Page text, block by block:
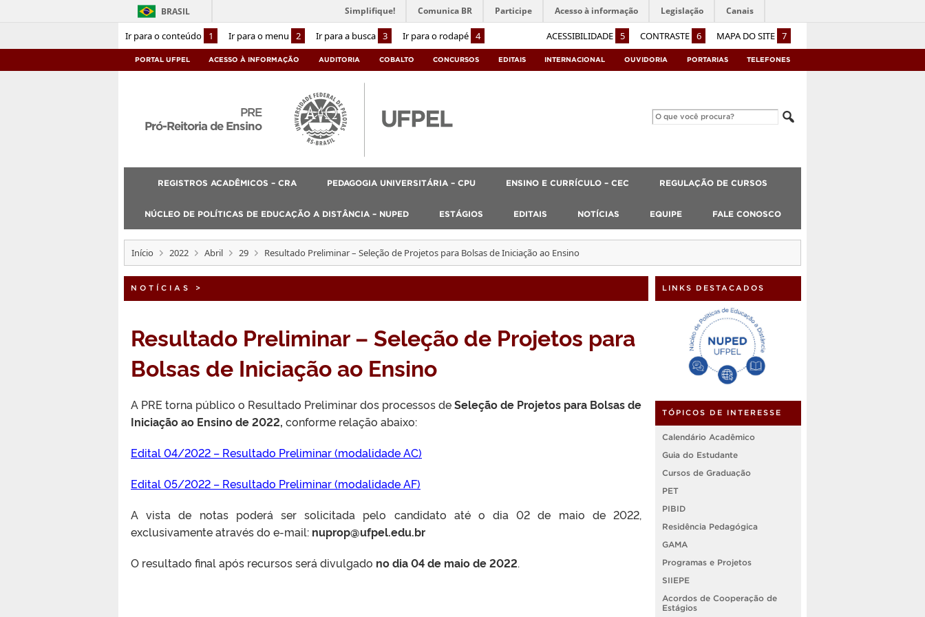
Ir para o conteúdo 1 Ir para o menu 2 Ir para a busca 3 Ir para o rodapé 4 ACESSIBILIDADE 5 CONTRASTE 6 MAPA DO SITE 7
BRASIL Simplifique! Comunica BR Participe Acesso à informação Legislação Canais
PORTAL UFPEL ACESSO À INFORMAÇÃO AUDITORIA COBALTO CONCURSOS EDITAIS INTERNACIONAL OUVIDORIA PORTARIAS TELEFONES
PRE
Pró-Reitoria de Ensino
REGISTROS ACADÊMICOS – CRA PEDAGOGIA UNIVERSITÁRIA – CPU ENSINO E CURRÍCULO – CEC REGULAÇÃO DE CURSOS
NÚCLEO DE POLÍTICAS DE EDUCAÇÃO A DISTÂNCIA – NUPED ESTÁGIOS EDITAIS NOTÍCIAS EQUIPE FALE CONOSCO
Início 2022 Abril 29 Resultado Preliminar – Seleção de Projetos para Bolsas de Iniciação ao Ensino
NOTÍCIAS >
Resultado Preliminar – Seleção de Projetos para
Bolsas de Iniciação ao Ensino
A PRE torna público o Resultado Preliminar dos processos deSeleção de Projetos para Bolsas de
Iniciação ao Ensino de 2022, conforme relação abaixo:
Edital 04/2022 – Resultado Preliminar (modalidade AC)
Edital 05/2022 – Resultado Preliminar (modalidade AF)
A vista de notas poderá ser solicitada pelo candidato até o dia 02 de maio de 2022,
exclusivamente através do e-mail: nuprop@ufpel.edu.br
O resultado final após recursos será divulgado no dia 04 de maio de 2022.
LINKS DESTACADOS
TÓPICOS DE INTERESSE
Calendário Acadêmico
Guia do Estudante
Cursos de Graduação
PET
PIBID
Residência Pedagógica
GAMA
Programas e Projetos
SIIEPE
Acordos de Cooperação de
Estágios